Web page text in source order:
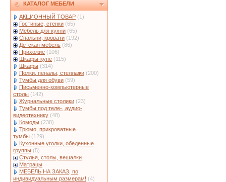
КАТАЛОГ МЕБЕЛИ
АКЦИОННЫЙ ТОВАР (1)
Гостиные, стенки (65)
Мебель для кухни (65)
Спальни, кровати (192)
Детская мебель (86)
Прихожие (106)
Шкафы-купе (115)
Шкафы (314)
Полки, пеналы, стеллажи (200)
Тумбы для обуви (59)
Письменно-компьютерные
столы (142)
Журнальные столики (23)
Тумбы под теле-, аудио-
видеотехнику (48)
Комоды (238)
Трюмо, прикроватные
тумбы (129)
Кухонные уголки, обеденные
группы (5)
Стулья, столы, вешалки
Матрацы
МЕБЕЛЬ НА ЗАКАЗ, по
индивидуальным размерам! (4)